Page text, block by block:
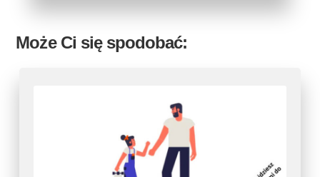
Może Ci się spodobać: